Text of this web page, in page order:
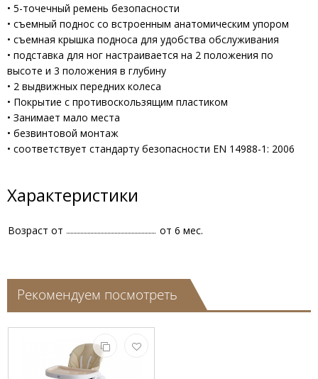
• 5-точечный ремень безопасности
• съемный поднос со встроенным анатомическим упором
• съемная крышка подноса для удобства обслуживания
• подставка для ног настраивается на 2 положения по
высоте и 3 положения в глубину
• 2 выдвижных передних колеса
• Покрытие с противоскользящим пластиком
• Занимает мало места
• безвинтовой монтаж
• соответствует стандарту безопасности EN 14988-1: 2006
Характеристики
Возраст от от 6 мес.
Рекомендуем посмотреть